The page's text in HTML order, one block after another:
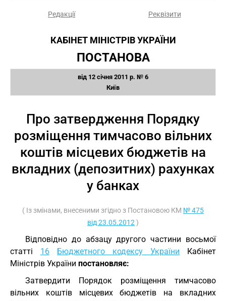
Редакції Реквізити
КАБІНЕТ МІНІСТРІВ УКРАЇНИ
ПОСТАНОВА
від 12 січня 2011 р. № 6
Київ
Про затвердження Порядку
розміщення тимчасово вільних
коштів місцевих бюджетів на
вкладних (депозитних) рахунках
у банках
( Із змінами, внесеними згідно з Постановою КМ № 475
від 23.05.2012 )
Відповідно до абзацу другого частини восьмої
статті 16 Бюджетного кодексу України Кабінет
Міністрів України постановляє:
Затвердити Порядок розміщення тимчасово
вільних коштів місцевих бюджетів на вкладних